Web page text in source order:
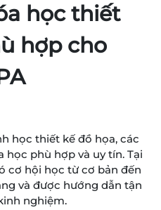
học thiết
hợp cho
học thiết kế đồ họa, các
phù hợp và uy tín. Tại
cơ hội học từ cơ bản đến
và được hướng dẫn tận
nghiệm.